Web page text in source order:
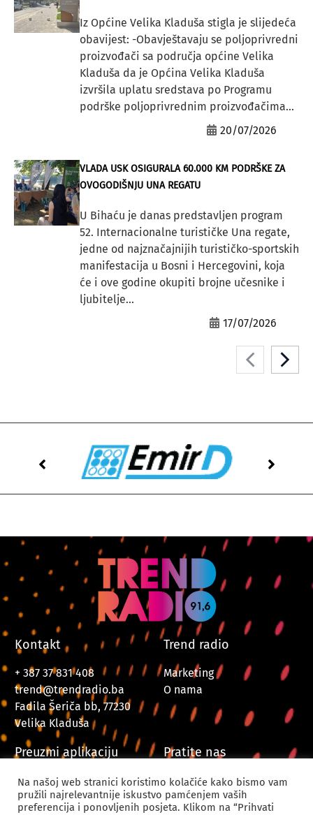
Iz Općine Velika Kladuša stigla je slijedeća
obavijest: -Obavještavaju se poljoprivredni
proizvođači sa područja općine Velika
Kladuša da je Općina Velika Kladuša
izvršila uplatu sredstava po Programu
podrške poljoprivrednim proizvođačima...
20/07/2026
VLADA USK OSIGURALA 60.000 KM PODRŠKE ZA
OVOGODIŠNJU UNA REGATU
U Bihaću je danas predstavljen program
52. Internacionalne turističke Una regate,
jedne od najznačajnijih turističko-sportskih
manifestacija u Bosni i Hercegovini, koja
će i ove godine okupiti brojne učesnike i
ljubitelje...
17/07/2026
Kontakt
+ 387 37 831 408
trend@trendradio.ba
Fadila Šeriča bb, 77230
Velika Kladuša
Trend radio
Marketing
O nama
Preuzmi aplikaciju Pratite nas
Na našoj web stranici koristimo kolačiće kako bismo vam
pružili najrelevantnije iskustvo pamćenjem vaših
preferencija i ponovljenih posjeta. Klikom na “Prihvati